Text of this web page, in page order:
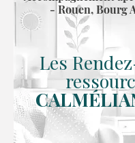
- Rouen, Bourg
Les